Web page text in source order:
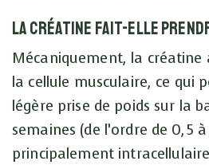
La créatine fait-elle
Mécaniquement, la créatine
la cellule musculaire, ce qui
légère prise de poids sur la
semaines (de l’ordre de 0,5
principalement